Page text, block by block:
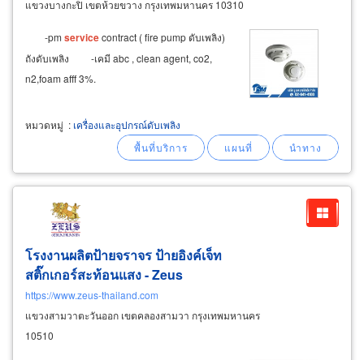
แขวงบางกะปิ เขตห้วยขวาง กรุงเทพมหานคร 10310
-pm servicecontract ( fire pump ดับเพลิง)
ถังดับเพลิง -เคมี abc , clean agent, co2,
n2,foam afff 3%.
หมวดหมู่ : เครื่องและอุปกรณ์ดับเพลิง
โรงงานผลิตป้ายจราจร ป้ายอิงค์เจ็ท
สติ๊กเกอร์สะท้อนแสง - Zeus
https://www.zeus-thailand.com
แขวงสามวาตะวันออก เขตคลองสามวา กรุงเทพมหานคร
10510